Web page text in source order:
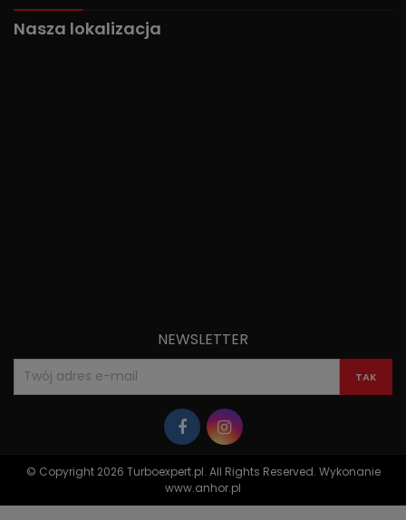
Nasza lokalizacja
NEWSLETTER
© Copyright 2026 Turboexpert.pl. All Rights Reserved. Wykonanie
www.anhor.pl